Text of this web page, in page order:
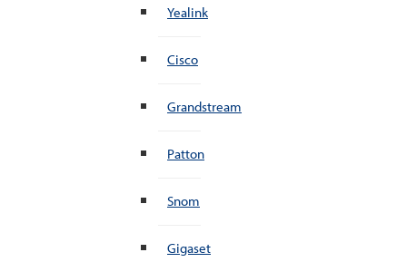
Yealink
Cisco
Grandstream
Patton
Snom
Gigaset